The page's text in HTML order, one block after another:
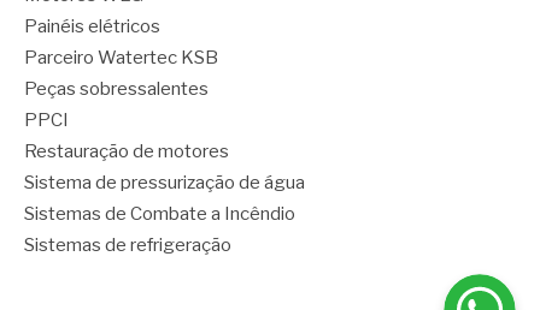
Painéis elétricos
Parceiro Watertec KSB
Peças sobressalentes
PPCI
Restauração de motores
Sistema de pressurização de água
Sistemas de Combate a Incêndio
Sistemas de refrigeração